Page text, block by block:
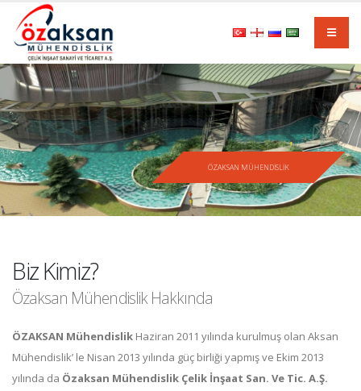
ÖZAKSAN MÜHENDİSLİK
Biz Kimiz?
Özaksan Mühendislik Hakkında
ÖZAKSAN Mühendislik Haziran 2011 yılında kurulmuş olan Aksan
Mühendislik’ le Nisan 2013 yılında güç birliği yapmış ve Ekim 2013
yılında da Özaksan Mühendislik Çelik İnşaat San. Ve Tic. A.Ş.